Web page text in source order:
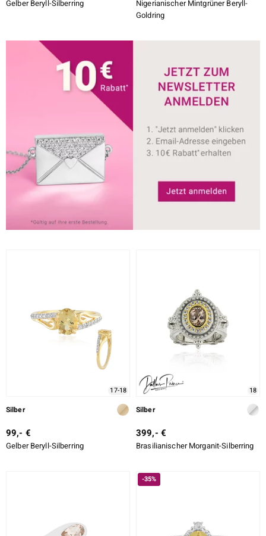
Gelber Beryll-Silberring
Nigerianischer Mintgrüner Beryll-
Goldring
17-18
Silber
99,- €
Gelber Beryll-Silberring
18
Silber
399,- €
Brasilianischer Morganit-Silberring
-35%